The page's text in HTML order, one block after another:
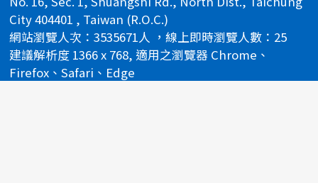
City 404401 , Taiwan (R.O.C.)
網站瀏覽人次：3535671人 ，線上即時瀏覽人數：25
建議解析度 1366 x 768, 適用之瀏覽器 Chrome、
Firefox、Safari、Edge